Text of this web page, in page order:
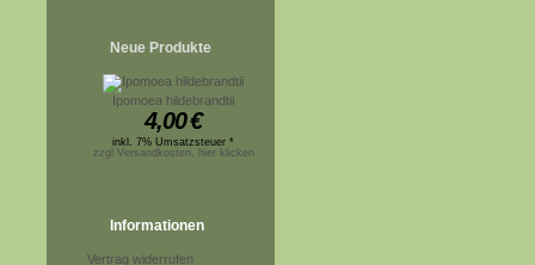
Neue Produkte
Ipomoea hildebrandtii
4,00€
inkl. 7% Umsatzsteuer *
zzgl.Versandkosten, hier klicken
Informationen
Vertrag widerrufen